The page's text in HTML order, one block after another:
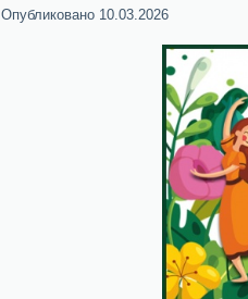
Опубликовано 10.03.2026